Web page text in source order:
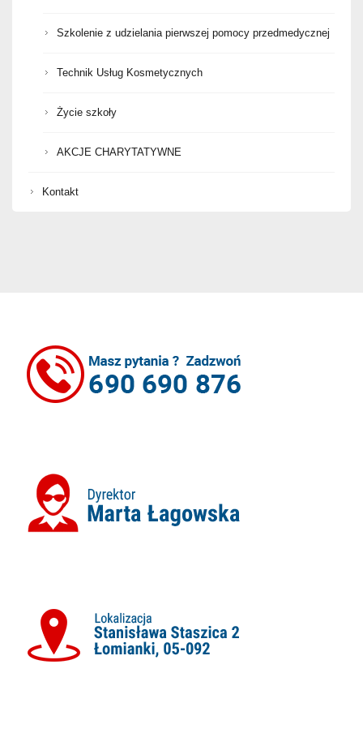
Szkolenie z udzielania pierwszej pomocy przedmedycznej
Technik Usług Kosmetycznych
Życie szkoły
AKCJE CHARYTATYWNE
Kontakt